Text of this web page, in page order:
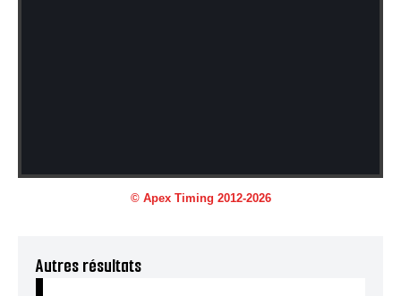
Autres résultats